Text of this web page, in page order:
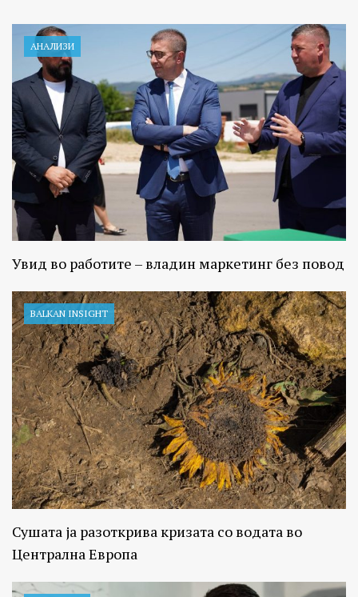
АНАЛИЗИ
Увид во работите – владин маркетинг без повод
BALKAN INSIGHT
Сушата ја разоткрива кризата со водата во
Централна Европа